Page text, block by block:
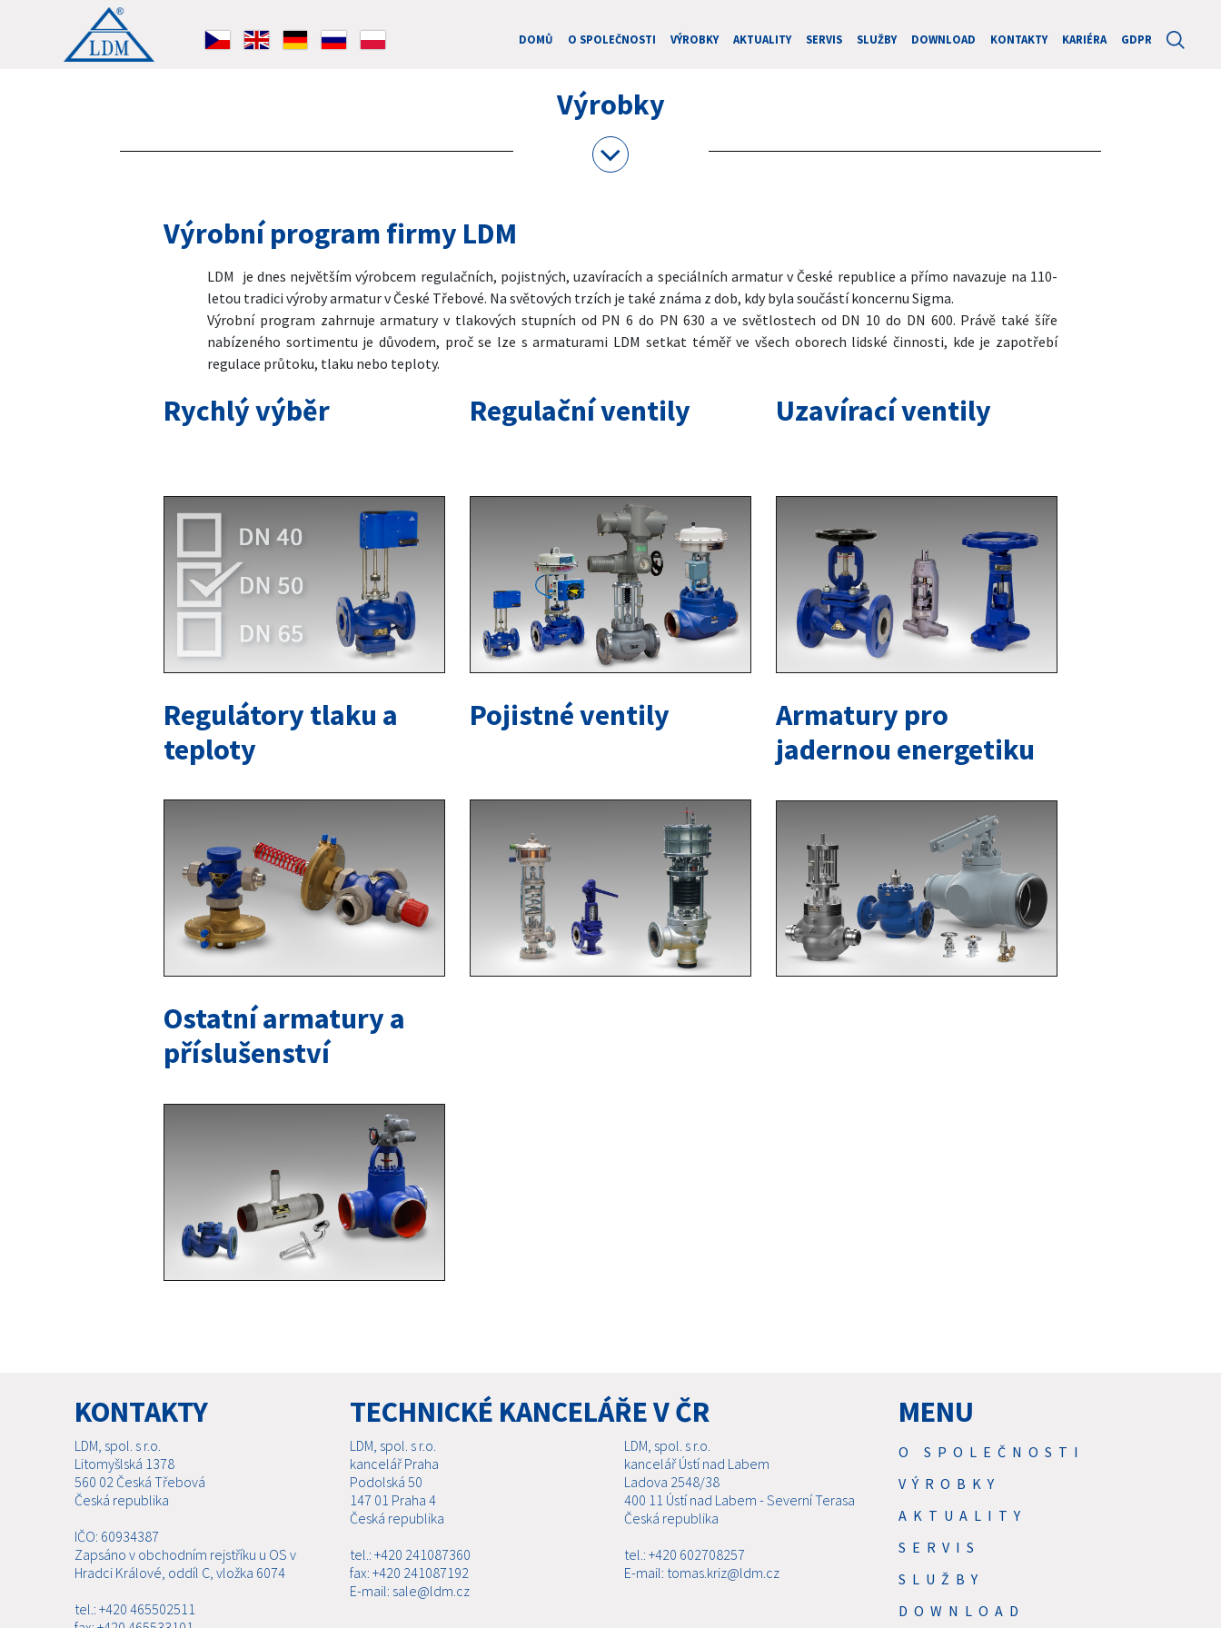
DOMŮ O SPOLEČNOSTI VÝROBKY AKTUALITY SERVIS SLUŽBY DOWNLOAD KONTAKTY KARIÉRA GDPR
Výrobky
Výrobní program firmy LDM
LDM je dnes největším výrobcem regulačních, pojistných, uzavíracích a speciálních armatur v České republice a přímo navazuje na 110-
letou tradici výroby armatur v České Třebové. Na světových trzích je také známa z dob, kdy byla součástí koncernu Sigma.
Výrobní program zahrnuje armatury v tlakových stupních od PN 6 do PN 630 a ve světlostech od DN 10 do DN 600. Právě také šíře
nabízeného sortimentu je důvodem, proč se lze s armaturami LDM setkat téměř ve všech oborech lidské činnosti, kde je zapotřebí
regulace průtoku, tlaku nebo teploty.
Rychlý výběr Regulační ventily Uzavírací ventily
Regulátory tlaku a
teploty
Pojistné ventily
Armatury pro
jadernou energetiku
Ostatní armatury a
příslušenství
KONTAKTY
LDM, spol. s r.o.
Litomyšlská 1378
560 02 Česká Třebová
Česká republika
IČO: 60934387
Zapsáno v obchodním rejstříku u OS v
Hradci Králové, oddíl C, vložka 6074
tel.: +420 465502511
TECHNICKÉ KANCELÁŘE V ČR
LDM, spol. s r.o.
kancelář Praha
Podolská 50
147 01 Praha 4
Česká republika
tel.: +420 241087360
fax: +420 241087192
E-mail: sale@ldm.cz
LDM, spol. s r.o.
kancelář Ústí nad Labem
Ladova 2548/38
400 11 Ústí nad Labem - Severní Terasa
Česká republika
tel.: +420 602708257
E-mail: tomas.kriz@ldm.cz
MENU
O SPOLEČNOSTI
VÝROBKY
AKTUALITY
SERVIS
SLUŽBY
DOWNLOAD